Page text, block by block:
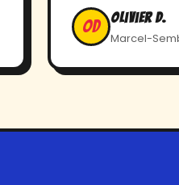
OD
Olivier D.
Marcel-